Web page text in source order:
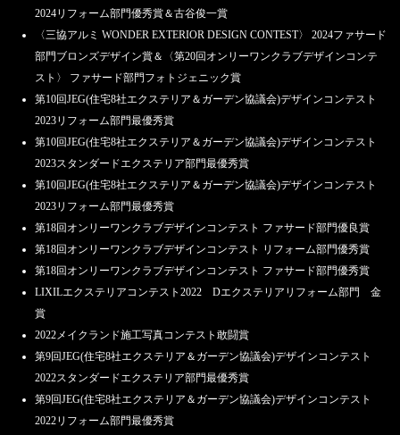
2024リフォーム部門優秀賞＆古谷俊一賞
〈三協アルミ WONDER EXTERIOR DESIGN CONTEST〉 2024ファサード
部門ブロンズデザイン賞＆〈第20回オンリーワンクラブデザインコンテ
スト〉 ファサード部門フォトジェニック賞
第10回JEG(住宅8社エクステリア＆ガーデン協議会)デザインコンテスト
2023リフォーム部門最優秀賞
第10回JEG(住宅8社エクステリア＆ガーデン協議会)デザインコンテスト
2023スタンダードエクステリア部門最優秀賞
第10回JEG(住宅8社エクステリア＆ガーデン協議会)デザインコンテスト
2023リフォーム部門最優秀賞
第18回オンリーワンクラブデザインコンテスト ファサード部門優良賞
第18回オンリーワンクラブデザインコンテスト リフォーム部門優秀賞
第18回オンリーワンクラブデザインコンテスト ファサード部門優秀賞
LIXILエクステリアコンテスト2022 Dエクステリアリフォーム部門 金
賞
2022メイクランド施工写真コンテスト敢闘賞
第9回JEG(住宅8社エクステリア＆ガーデン協議会)デザインコンテスト
2022スタンダードエクステリア部門最優秀賞
第9回JEG(住宅8社エクステリア＆ガーデン協議会)デザインコンテスト
2022リフォーム部門最優秀賞